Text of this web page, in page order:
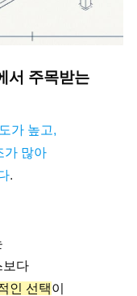
서 주목받는
가 높고,
가 많아
.
보다
인 선택이